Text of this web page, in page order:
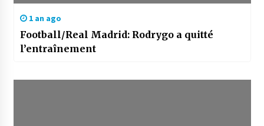
1 an ago
Football/Real Madrid: Rodrygo a quitté
l’entraînement